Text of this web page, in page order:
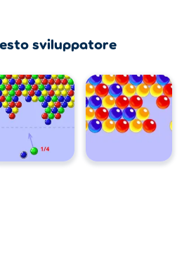
sviluppatore